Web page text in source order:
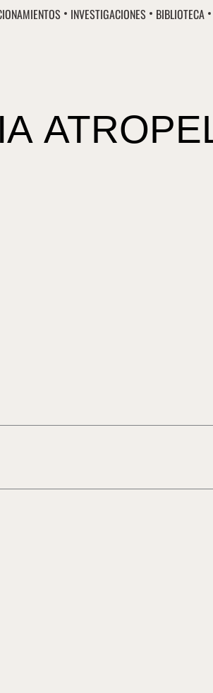
INVESTIGACIONES BIBLIOTECA